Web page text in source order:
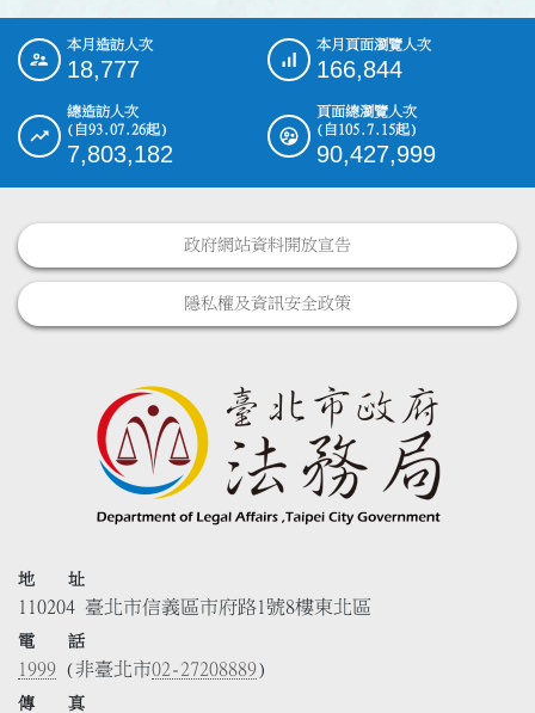
::: 本月造訪人次
18,777
本月頁面瀏覽人次
166,844
總造訪人次
(自93.07.26起)
7,803,182
頁面總瀏覽人次
(自105.7.15起)
90,427,999
政府網站資料開放宣告
隱私權及資訊安全政策
地 址
110204 臺北市信義區市府路1號8樓東北區
電 話
1999 (非臺北市02-27208889)
傳 真